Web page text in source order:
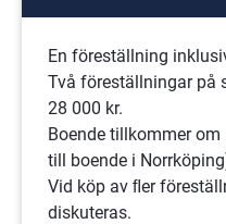
En föreställning
Två föreställningar på
28 000 kr.
Boende tillkommer
till boende i
Vid köp av ﬂer
diskuteras.